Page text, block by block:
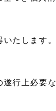
たします。
行上必要